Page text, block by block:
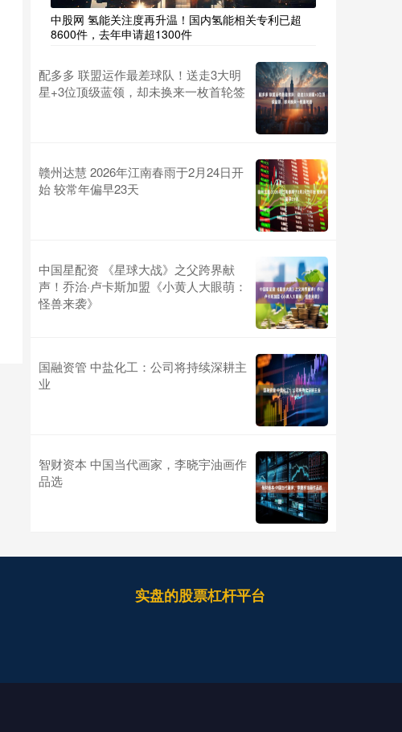
中股网 氢能关注度再升温！国内氢能相关专利已超
8600件，去年申请超1300件
配多多 联盟运作最差球队！送走3大明
星+3位顶级蓝领，却未换来一枚首轮签
赣州达慧 2026年江南春雨于2月24日开
始 较常年偏早23天
中国星配资 《星球大战》之父跨界献
声！乔治·卢卡斯加盟《小黄人大眼萌：
怪兽来袭》
国融资管 中盐化工：公司将持续深耕主
业
智财资本 中国当代画家，李晓宇油画作
品选
实盘的股票杠杆平台